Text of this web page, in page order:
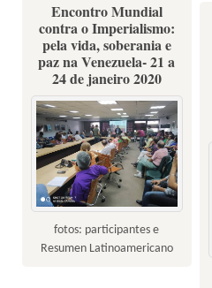
Encontro Mundial
contra o Imperialismo:
pela vida, soberania e
paz na Venezuela- 21 a
24 de janeiro 2020
fotos: participantes e
Resumen Latinoamericano